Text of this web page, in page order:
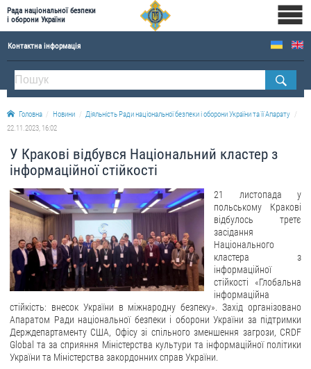
Рада національної безпеки
і оборони України
Контактна інформація
ПРО РНБОУ
Склад Ради національної безпеки і оборони України
Апарат Ради національної безпеки і оборони України
Історична довідка про діяльність Ради національної безпеки і оборони України
ОФІЦІЙНІ ДОКУМЕНТИ
ПРЕСЦЕНТР
Новини
Drone Deals
Фотогалерея
Відеогалерея
ЗВЕРНЕННЯ ГРОМАДЯН
Звернення громадян
Головна Новини
Діяльність Ради національної безпеки і оборони України та її Апарату
22.11.2023, 16:02
У Кракові відбувся Національний кластер з
інформаційної стійкості
21 листопада у
польському Кракові
відбулось третє
засідання
Національного
кластера з
інформаційної
стійкості «Глобальна
інформаційна
стійкість: внесок України в міжнародну безпеку». Захід організовано
Апаратом Ради національної безпеки і оборони України за підтримки
Держдепартаменту США, Офісу зі спільного зменшення загрози, CRDF
Global та за сприяння Міністерства культури та інформаційної політики
України та Міністерства закордонних справ України.